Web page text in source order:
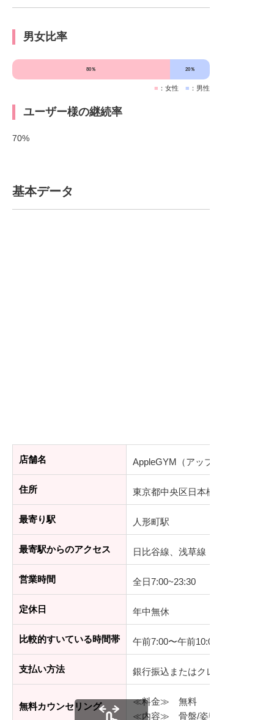
男女比率
80％ 20％
■ ：女性 ■ ：男性
ユーザー様の継続率
70%
基本データ
店舗名 AppleGYM（アップルジム）人形
住所 東京都中央区日本橋人形町1-18-6
最寄り駅 人形町駅
最寄駅からのアクセス 日比谷線、浅草線 「人形町駅」
営業時間 全日7:00~23:30
定休日 年中無休
比較的すいている時間帯 午前7:00〜午前10:00
支払い方法 銀行振込またはクレジットカード
無料カウンセリング
≪料金≫ 無料
≪内容≫ 骨盤/姿勢チェック、見